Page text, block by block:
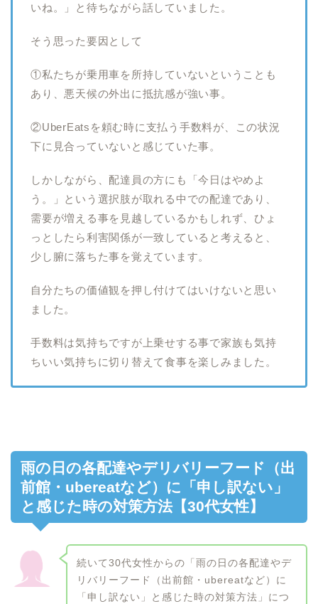
いね。」と待ちながら話していました。
そう思った要因として
①私たちが乗用車を所持していないということも
あり、悪天候の外出に抵抗感が強い事。
②UberEatsを頼む時に支払う手数料が、この状況
下に見合っていないと感じていた事。
しかしながら、配達員の方にも「今日はやめよ
う。」という選択肢が取れる中での配達であり、
需要が増える事を見越しているかもしれず、ひょ
っとしたら利害関係が一致していると考えると、
少し腑に落ちた事を覚えています。
自分たちの価値観を押し付けてはいけないと思い
ました。
手数料は気持ちですが上乗せする事で家族も気持
ちいい気持ちに切り替えて食事を楽しみました。
雨の日の各配達やデリバリーフード（出
前館・ubereatなど）に「申し訳ない」
と感じた時の対策方法【30代女性】
続いて30代女性からの「雨の日の各配達やデ
リバリーフード（出前館・ubereatなど）に
「申し訳ない」と感じた時の対策方法」につ